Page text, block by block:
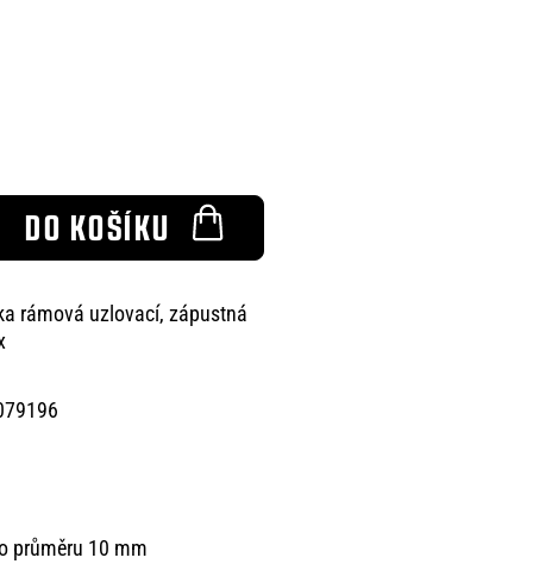
DO KOŠÍKU
rámová uzlovací, zápustná
průměru 10 mm